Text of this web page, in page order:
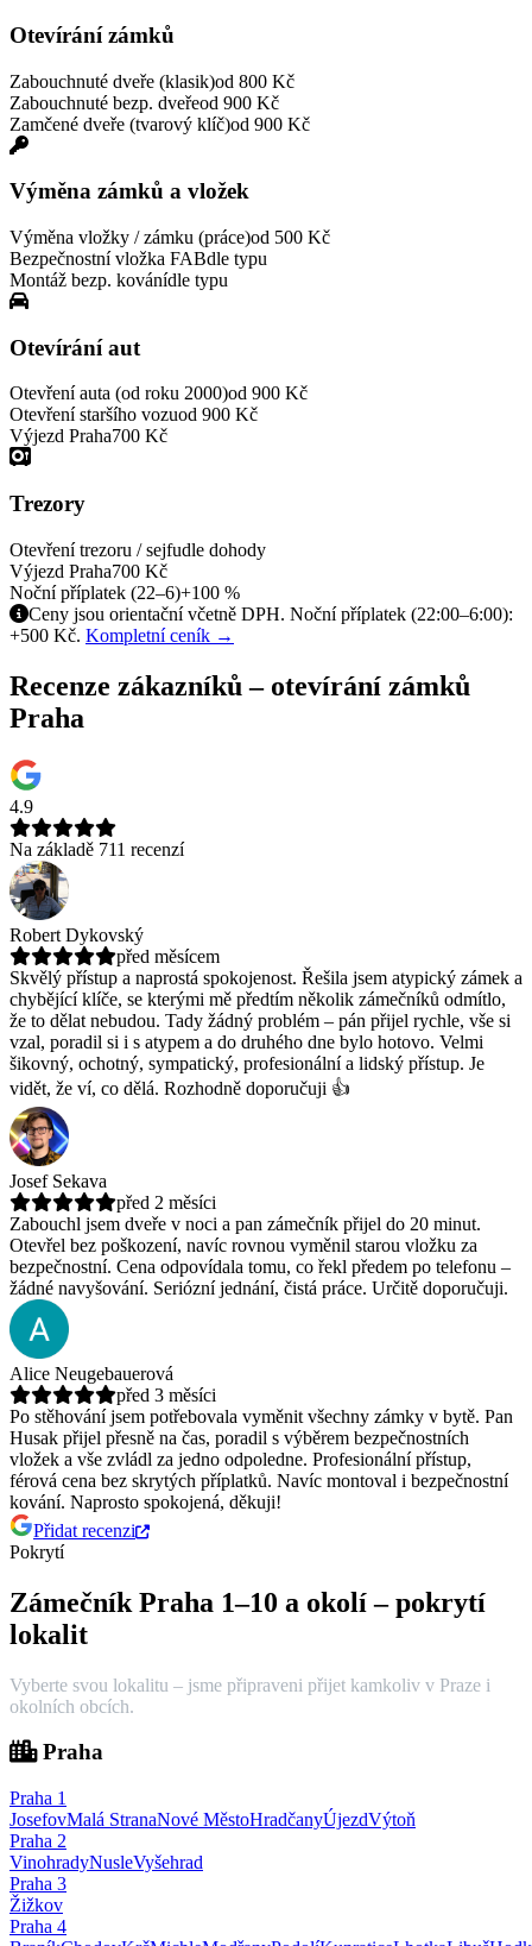
Otevírání zámků
Zabouchnuté dveře (klasik)od 800 Kč
Zabouchnuté bezp. dveřeod 900 Kč
Zamčené dveře (tvarový klíč)od 900 Kč
Výměna zámků a vložek
Výměna vložky / zámku (práce)od 500 Kč
Bezpečnostní vložka FABdle typu
Montáž bezp. kovánídle typu
Otevírání aut
Otevření auta (od roku 2000)od 900 Kč
Otevření staršího vozuod 900 Kč
Výjezd Praha700 Kč
Trezory
Otevření trezoru / sejfudle dohody
Výjezd Praha700 Kč
Noční příplatek (22–6)+100 %
Ceny jsou orientační včetně DPH. Noční příplatek (22:00–6:00):
+500 Kč. Kompletní ceník →
Recenze zákazníků – otevírání zámků
Praha
4.9
Na základě 711 recenzí
Robert Dykovský
před měsícem
Skvělý přístup a naprostá spokojenost. Řešila jsem atypický zámek a
chybějící klíče, se kterými mě předtím několik zámečníků odmítlo,
že to dělat nebudou. Tady žádný problém – pán přijel rychle, vše si
vzal, poradil si i s atypem a do druhého dne bylo hotovo. Velmi
šikovný, ochotný, sympatický, profesionální a lidský přístup. Je
vidět, že ví, co dělá. Rozhodně doporučuji 👍
Josef Sekava
před 2 měsíci
Zabouchl jsem dveře v noci a pan zámečník přijel do 20 minut.
Otevřel bez poškození, navíc rovnou vyměnil starou vložku za
bezpečnostní. Cena odpovídala tomu, co řekl předem po telefonu –
žádné navyšování. Seriózní jednání, čistá práce. Určitě doporučuji.
Alice Neugebauerová
před 3 měsíci
Po stěhování jsem potřebovala vyměnit všechny zámky v bytě. Pan
Husak přijel přesně na čas, poradil s výběrem bezpečnostních
vložek a vše zvládl za jedno odpoledne. Profesionální přístup,
férová cena bez skrytých příplatků. Navíc montoval i bezpečnostní
kování. Naprosto spokojená, děkuji!
Přidat recenzi
Pokrytí
Zámečník Praha 1–10 a okolí – pokrytí
lokalit
Vyberte svou lokalitu – jsme připraveni přijet kamkoliv v Praze i
okolních obcích.
Praha
Praha 1
JosefovMalá StranaNové MěstoHradčanyÚjezdVýtoň
Praha 2
VinohradyNusleVyšehrad
Praha 3
Žižkov
Praha 4